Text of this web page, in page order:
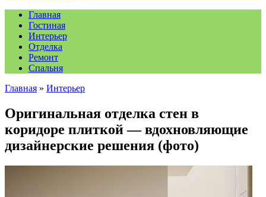
Главная
Гостиная
Интерьер
Отделка
Ремонт
Спальня
Главная » Интерьер
Оригинальная отделка стен в
коридоре плиткой — вдохновляющие
дизайнерские решения (фото)